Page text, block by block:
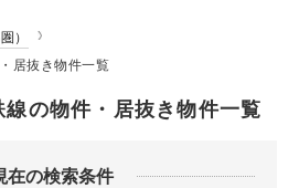
）
居抜き物件一覧
の物件・居抜き物件一覧
在の検索条件